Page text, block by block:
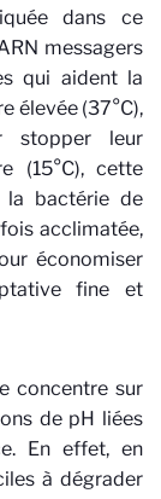
dans ce
messagers
qui aident la
élevée (37°C),
stopper leur
(15°C), cette
la bactérie de
acclimatée,
économiser
fine et
concentre sur
de pH liées
En effet, en
à dégrader